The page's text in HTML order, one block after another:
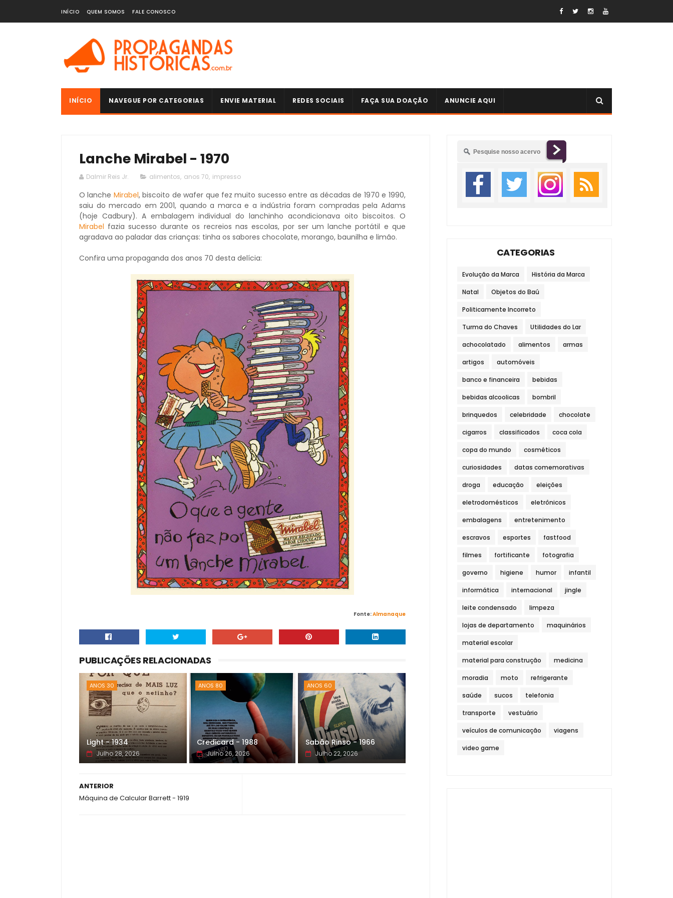
INÍCIO QUEM SOMOS FALE CONOSCO
INÍCIO NAVEGUE POR CATEGORIAS ENVIE MATERIAL REDES SOCIAIS FAÇA SUA DOAÇÃO ANUNCIE AQUI
Lanche Mirabel - 1970
Dalmir Reis Jr. alimentos, anos 70, impresso
O lanche Mirabel, biscoito de wafer que fez muito sucesso entre as décadas de 1970 e 1990,
saiu do mercado em 2001, quando a marca e a indústria foram compradas pela Adams
(hoje Cadbury). A embalagem individual do lanchinho acondicionava oito biscoitos. O
Mirabel fazia sucesso durante os recreios nas escolas, por ser um lanche portátil e que
agradava ao paladar das crianças: tinha os sabores chocolate, morango, baunilha e limão.
Confira uma propaganda dos anos 70 desta delícia:
Fonte:Almanaque
PUBLICAÇÕES RELACIONADAS
ANOS 30
Light - 1934
Julho 28, 2026
ANOS 80
Credicard - 1988
Julho 26, 2026
ANOS 60
Sabão Rinso - 1966
Julho 22, 2026
ANTERIOR
Máquina de Calcular Barrett - 1919
CATEGORIAS
Evolução da Marca História da Marca
Natal Objetos do Baú
Politicamente Incorreto
Turma do Chaves Utilidades do Lar
achocolatado alimentos armas
artigos automóveis
banco e financeira bebidas
bebidas alcoolicas bombril
brinquedos celebridade chocolate
cigarros classificados coca cola
copa do mundo cosméticos
curiosidades datas comemorativas
droga educação eleições
eletrodomésticos eletrônicos
embalagens entretenimento
escravos esportes fastfood
filmes fortificante fotografia
governo higiene humor infantil
informática internacional jingle
leite condensado limpeza
lojas de departamento maquinários
material escolar
material para construção medicina
moradia moto refrigerante
saúde sucos telefonia
transporte vestuário
veículos de comunicação viagens
video game